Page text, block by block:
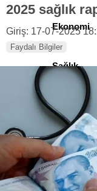
Ekonomi
Sağlık
Teknoloji
Spor
Yerel
2025 sağlık
Giriş: 17-07-2025
Faydalı Bilgiler